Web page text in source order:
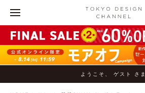
ようこそ、 ゲスト さま